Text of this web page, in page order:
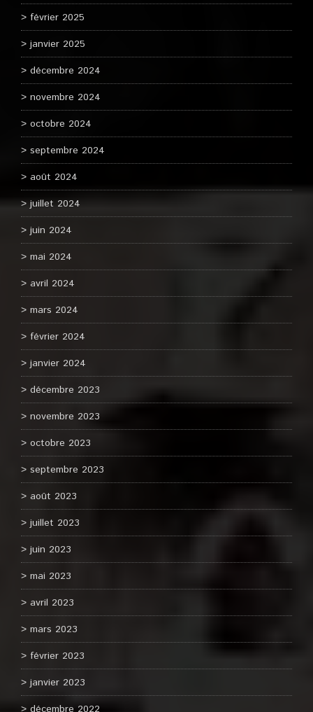
février 2025
janvier 2025
décembre 2024
novembre 2024
octobre 2024
septembre 2024
août 2024
juillet 2024
juin 2024
mai 2024
avril 2024
mars 2024
février 2024
janvier 2024
décembre 2023
novembre 2023
octobre 2023
septembre 2023
août 2023
juillet 2023
juin 2023
mai 2023
avril 2023
mars 2023
février 2023
janvier 2023
décembre 2022